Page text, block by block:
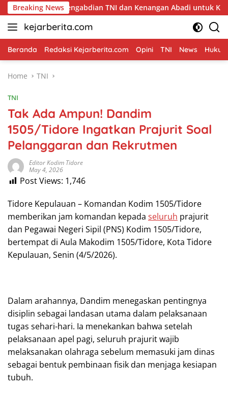
Skip
to
content
Breaking News
Pengabdian TNI dan Kenangan Abadi untuk Kampung Sesor
kejarberita.com
Beranda Redaksi Kejarberita.com Opini TNI News
Home TNI
TNI
Tak Ada Ampun! Dandim
1505/Tidore Ingatkan Prajurit Soal
Pelanggaran dan Rekrutmen
Editor Kodim Tidore
May 4, 2026
Post Views: 1,746
Tidore Kepulauan – Komandan Kodim 1505/Tidore
memberikan jam komandan kepada seluruh prajurit
dan Pegawai Negeri Sipil (PNS) Kodim 1505/Tidore,
bertempat di Aula Makodim 1505/Tidore, Kota Tidore
Kepulauan, Senin (4/5/2026).
Dalam arahannya, Dandim menegaskan pentingnya
disiplin sebagai landasan utama dalam pelaksanaan
tugas sehari-hari. Ia menekankan bahwa setelah
pelaksanaan apel pagi, seluruh prajurit wajib
melaksanakan olahraga sebelum memasuki jam dinas
sebagai bentuk pembinaan fisik dan menjaga kesiapan
tubuh.